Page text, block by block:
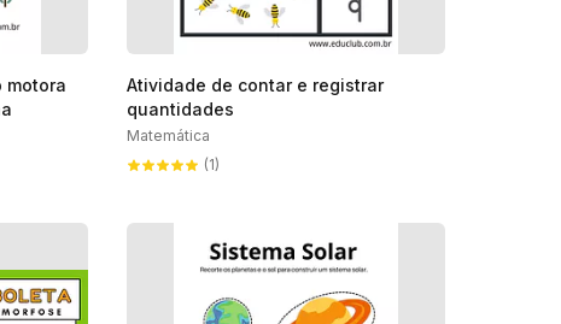
motora
Atividade de contar e registrar
quantidades
Matemática
(1)